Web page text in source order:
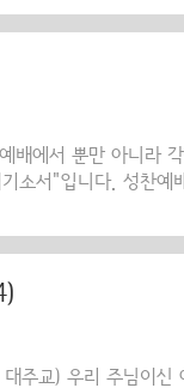
니..." 이처럼 우리가
고 은혜로우시며
배에서 뿐만 아니라
소서"입니다. 성찬예
히 여기소서'를 한 번
리 이웃이 고통을 겪
에서..
주교) 우리 주님이신